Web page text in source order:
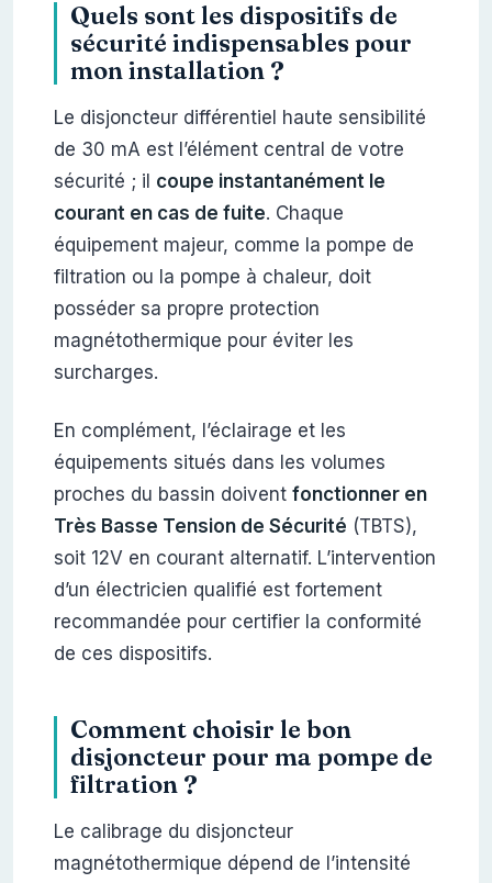
Quels sont les dispositifs de
sécurité indispensables pour
mon installation ?
Le disjoncteur différentiel haute sensibilité
de 30 mA est l’élément central de votre
sécurité ; il coupe instantanément le
courant en cas de fuite. Chaque
équipement majeur, comme la pompe de
filtration ou la pompe à chaleur, doit
posséder sa propre protection
magnétothermique pour éviter les
surcharges.
En complément, l’éclairage et les
équipements situés dans les volumes
proches du bassin doivent fonctionner en
Très Basse Tension de Sécurité (TBTS),
soit 12V en courant alternatif. L’intervention
d’un électricien qualifié est fortement
recommandée pour certifier la conformité
de ces dispositifs.
Comment choisir le bon
disjoncteur pour ma pompe de
filtration ?
Le calibrage du disjoncteur
magnétothermique dépend de l’intensité